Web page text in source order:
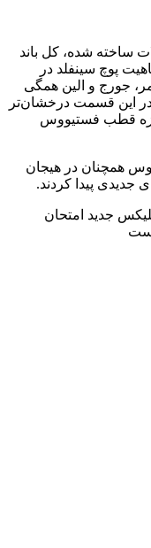
ساخته شده، کل باند
پوچ سینفلد در
جورج و الین همگی
این قسمت درخشان‌تر
قطب فستیووس
در سال 1997، فستیووس همچنان در هیجان
پیدا کردند.